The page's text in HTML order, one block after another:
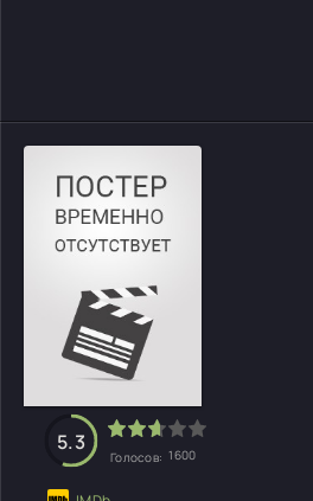
5.3
Голосов: 1600